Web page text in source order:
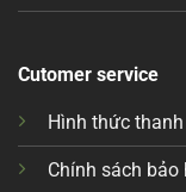
Cutomer service
Hình thức
Chính sách bảo